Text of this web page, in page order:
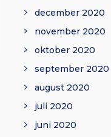
december 2020
november 2020
oktober 2020
september 2020
august 2020
juli 2020
juni 2020